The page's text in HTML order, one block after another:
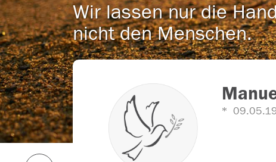
Wir lassen nur die
nicht den Menschen.